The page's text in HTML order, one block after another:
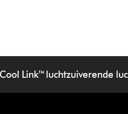
Link™ luchtzuiverende